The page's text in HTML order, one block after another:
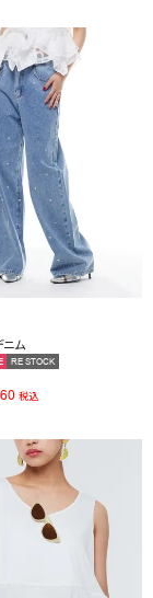
ニム
RE STOCK
税込